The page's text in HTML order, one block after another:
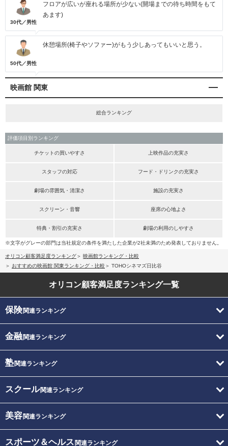
30代／男性
フロアが広いが座れる場所が少ない(開場までの待ち時間をもて
あます)
50代／男性
休憩場所(椅子やソファー)がもう少しあってもいいと思う。
映画館 関東
総合ランキング
評価項目別ランキング
チケットの買いやすさ 上映作品の充実さ
スタッフの対応 フード・ドリンクの充実さ
劇場の雰囲気・清潔さ 施設の充実さ
スクリーン・音響 座席の心地よさ
特典・割引の充実さ 劇場の利用のしやすさ
※文字がグレーの部門は当社規定の条件を満たした企業が2社未満のため発表しておりません。
オリコン顧客満足度ランキング
映画館ランキング・比較
おすすめの映画館 関東ランキング・比較
TOHOシネマズ日比谷
オリコン顧客満足度ランキング一覧
保険関連ランキング
金融関連ランキング
塾関連ランキング
スクール関連ランキング
美容関連ランキング
スポーツ＆ヘルス 関連ランキング